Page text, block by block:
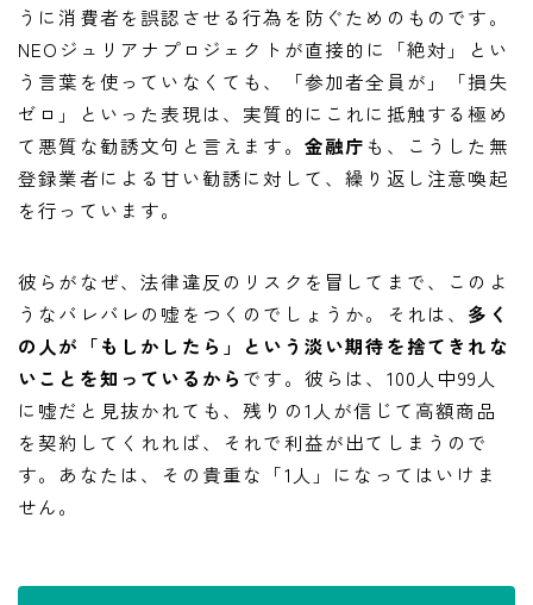
うに消費者を誤認させる行為を防ぐためのものです。
NEOジュリアナプロジェクトが直接的に「絶対」とい
う言葉を使っていなくても、「参加者全員が」「損失
ゼロ」といった表現は、実質的にこれに抵触する極め
て悪質な勧誘文句と言えます。 金融庁も、こうした無
登録業者による甘い勧誘に対して、繰り返し注意喚起
を行っています。
彼らがなぜ、法律違反のリスクを冒してまで、このよ
うなバレバレの嘘をつくのでしょうか。それは、 多く
の人が「もしかしたら」という淡い期待を捨てきれな
いことを知っているから です。彼らは、100人中99人
に嘘だと見抜かれても、残りの1人が信じて高額商品
を契約してくれれば、それで利益が出てしまうので
す。あなたは、その貴重な「1人」になってはいけま
せん。